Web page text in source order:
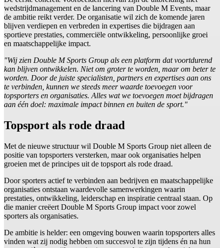
wedstrijdmanagement en de lancering van Double M Events, maar
de ambitie reikt verder. De organisatie wil zich de komende jaren
blijven verdiepen en verbreden in expertises die bijdragen aan
sportieve prestaties, commerciële ontwikkeling, persoonlijke groei
en maatschappelijke impact.
"Wij zien Double M Sports Group als een platform dat voortdurend
kan blijven ontwikkelen. Niet om groter te worden, maar om beter te
worden. Door de juiste specialisten, partners en expertises aan ons
te verbinden, kunnen we steeds meer waarde toevoegen voor
topsporters en organisaties. Alles wat we toevoegen moet bijdragen
aan één doel: maximale impact binnen en buiten de sport."
Topsport als rode draad
Met de nieuwe structuur wil Double M Sports Group niet alleen de
positie van topsporters versterken, maar ook organisaties helpen
groeien met de principes uit de topsport als rode draad.
Door sporters actief te verbinden aan bedrijven en maatschappelijke
organisaties ontstaan waardevolle samenwerkingen waarin
prestaties, ontwikkeling, leiderschap en inspiratie centraal staan. Op
die manier creëert Double M Sports Group impact voor zowel
sporters als organisaties.
De ambitie is helder: een omgeving bouwen waarin topsporters alles
vinden wat zij nodig hebben om succesvol te zijn tijdens én na hun